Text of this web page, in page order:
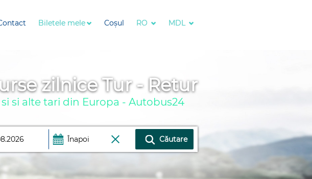
Biletele mele Coșul RO MDL
zilnice Tur - Retur
si alte tari din Europa - Autobus24
Căutare